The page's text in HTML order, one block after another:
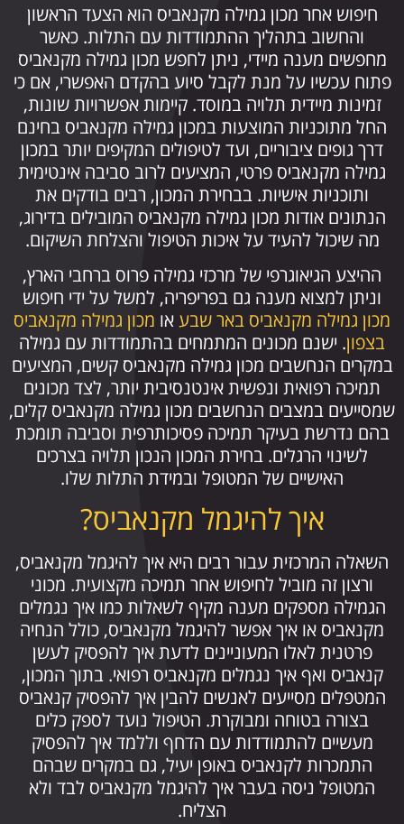
חיפוש אחר מכון גמילה מקנאביס הוא הצעד הראשון
והחשוב בתהליך ההתמודדות עם התלות. כאשר
מחפשים מענה מיידי, ניתן לחפש מכון גמילה מקנאביס
פתוח עכשיו על מנת לקבל סיוע בהקדם האפשרי, אם כי
זמינות מיידית תלויה במוסד. קיימות אפשרויות שונות,
החל מתוכניות המוצעות במכון גמילה מקנאביס בחינם
דרך גופים ציבוריים, ועד לטיפולים המקיפים יותר במכון
גמילה מקנאביס פרטי, המציעים לרוב סביבה אינטימית
ותוכניות אישיות. בבחירת המכון, רבים בודקים את
הנתונים אודות מכון גמילה מקנאביס המובילים בדירוג,
מה שיכול להעיד על איכות הטיפול והצלחת השיקום.
ההיצע הגיאוגרפי של מרכזי גמילה פרוס ברחבי הארץ,
וניתן למצוא מענה גם בפריפריה, למשל על ידי חיפוש
מכון גמילה מקנאביס באר שבעאו מכון גמילה מקנאביס
בצפון. ישנם מכונים המתמחים בהתמודדות עם גמילה
במקרים הנחשבים מכון גמילה מקנאביס קשים, המציעים
תמיכה רפואית ונפשית אינטנסיבית יותר, לצד מכונים
שמסייעים במצבים הנחשבים מכון גמילה מקנאביס קלים,
בהם נדרשת בעיקר תמיכה פסיכותרפית וסביבה תומכת
לשינוי הרגלים. בחירת המכון הנכון תלויה בצרכים
האישיים של המטופל ובמידת התלות שלו.
איך להיגמל מקנאביס?
השאלה המרכזית עבור רבים היא איך להיגמל מקנאביס,
ורצון זה מוביל לחיפוש אחר תמיכה מקצועית. מכוני
הגמילה מספקים מענה מקיף לשאלות כמו איך נגמלים
מקנאביס או איך אפשר להיגמל מקנאביס, כולל הנחיה
פרטנית לאלו המעוניינים לדעת איך להפסיק לעשן
קנאביס ואף איך נגמלים מקנאביס רפואי. בתוך המכון,
המטפלים מסייעים לאנשים להבין איך להפסיק קנאביס
בצורה בטוחה ומבוקרת. הטיפול נועד לספק כלים
מעשיים להתמודדות עם הדחף וללמד איך להפסיק
התמכרות לקנאביס באופן יעיל, גם במקרים שבהם
המטופל ניסה בעבר איך להיגמל מקנאביס לבד ולא
הצליח.